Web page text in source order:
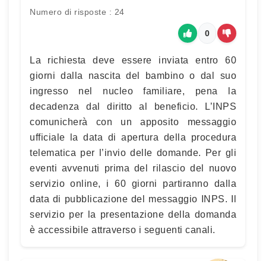
Numero di risposte : 24
0
La richiesta deve essere inviata entro 60
giorni dalla nascita del bambino o dal suo
ingresso nel nucleo familiare, pena la
decadenza dal diritto al beneficio. L’INPS
comunicherà con un apposito messaggio
ufficiale la data di apertura della procedura
telematica per l’invio delle domande. Per gli
eventi avvenuti prima del rilascio del nuovo
servizio online, i 60 giorni partiranno dalla
data di pubblicazione del messaggio INPS. Il
servizio per la presentazione della domanda
è accessibile attraverso i seguenti canali.